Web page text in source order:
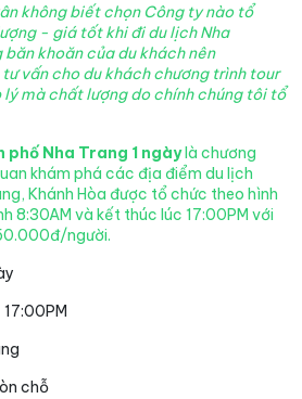
không biết chọn Công ty nào tổ
- giá tốt khi đi du lịch Nha
băn khoăn của du khách nên
tư vấn cho du khách chương trình tour
mà chất lượng do chính chúng tôi tổ
Nha Trang 1 ngàylà chương
khám phá các địa điểm du lịch
Khánh Hòa được tổ chức theo hình
8:30AM và kết thúc lúc 17:00PM với
người.
chỗ